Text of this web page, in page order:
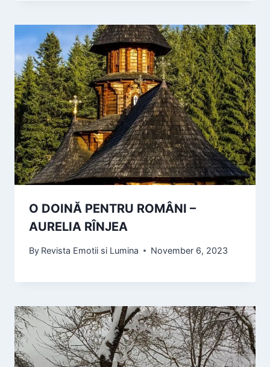
O DOINĂ PENTRU ROMÂNI –
AURELIA RÎNJEA
By Revista Emotii si Lumina November 6, 2023